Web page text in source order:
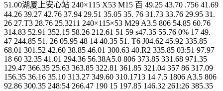
51.00湖厦上安心站 240×115 X53 M15 百 49.25 43.70 .756 41.69
44.26 39.27 42.76 37.94 29.51 35.05 35. 76 31.73 33.76 29.95 31.
26 27.T3 28.76 25.3211 240×115×53 M29 A3.5 806 54.85 60.76
314.83 52.91 352.15 58.26 212.61 51 59 s47.35 55.76 0% 17 49.
47 244.85 51. 26 05.95 48 14 40.35 51. T6 J04.62 45.92 335.85
68.01 301.52 42.60 38.85 46.01 300.63 40.R2 335.85 03:51 97.97
18 60 32.35 41.01 294.36 56.38A5.0 806 373.85 331.68 971.35
129.47 366.35 25.63 363.85 322.81 361.85 321.04 357 86 317.09
156.35 36.16 35.10 313.27 349.60 310.1713 14 7.5 1806 A3.5 806
92.86 300.35 248:54 266.47 190 15 197.85 146.32 261:26 385.35